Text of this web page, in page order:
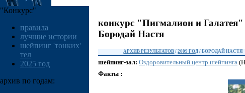
"Конкурс"
правила
лучшие истории
шейпинг 'тонких'
тел
2025 год
архив по годам:
конкурс "Пигмалион и Галатея"
Бородай Настя
АРХИВ РЕЗУЛЬТАТОВ /2009 ГОД / БОРОДАЙ НАСТЯ
шейпинг-зал: Оздоровительный центр шейпинга
Факты :